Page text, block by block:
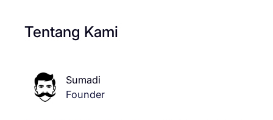
Tentang Kami
Sumadi
Founder